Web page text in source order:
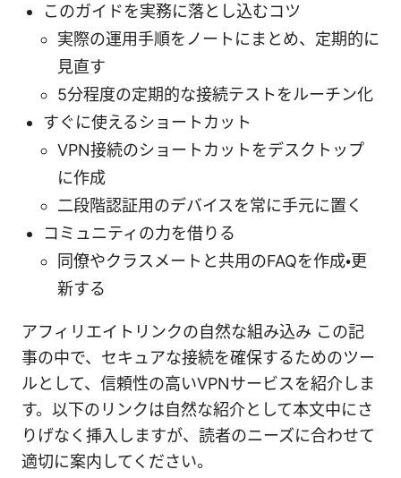
このガイドを実務に落とし込むコツ
実際の運用手順をノートにまとめ、定期的に
見直す
5分程度の定期的な接続テストをルーチン化
すぐに使えるショートカット
VPN接続のショートカットをデスクトップ
に作成
二段階認証用のデバイスを常に手元に置く
コミュニティの力を借りる
同僚やクラスメートと共用のFAQを作成・更
新する
アフィリエイトリンクの自然な組み込み この記
事の中で、セキュアな接続を確保するためのツー
ルとして、信頼性の高いVPNサービスを紹介しま
す。以下のリンクは自然な紹介として本文中にさ
りげなく挿入しますが、読者のニーズに合わせて
適切に案内してください。